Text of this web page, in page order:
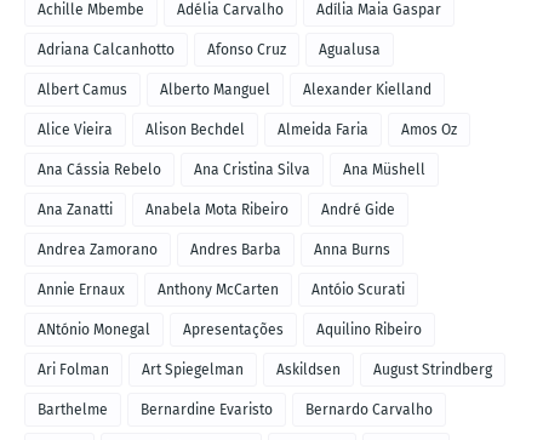
Achille Mbembe Adélia Carvalho Adília Maia Gaspar
Adriana Calcanhotto Afonso Cruz Agualusa
Albert Camus Alberto Manguel Alexander Kielland
Alice Vieira Alison Bechdel Almeida Faria Amos Oz
Ana Cássia Rebelo Ana Cristina Silva Ana Müshell
Ana Zanatti Anabela Mota Ribeiro André Gide
Andrea Zamorano Andres Barba Anna Burns
Annie Ernaux Anthony McCarten Antóio Scurati
ANtónio Monegal Apresentações Aquilino Ribeiro
Ari Folman Art Spiegelman Askildsen August Strindberg
Barthelme Bernardine Evaristo Bernardo Carvalho